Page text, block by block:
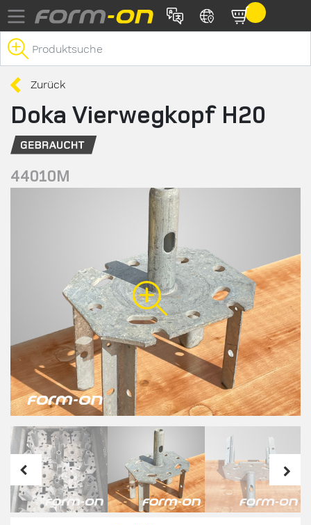
Direkt zum Inhalt
Zurück
Doka Vierwegkopf H20
44010M